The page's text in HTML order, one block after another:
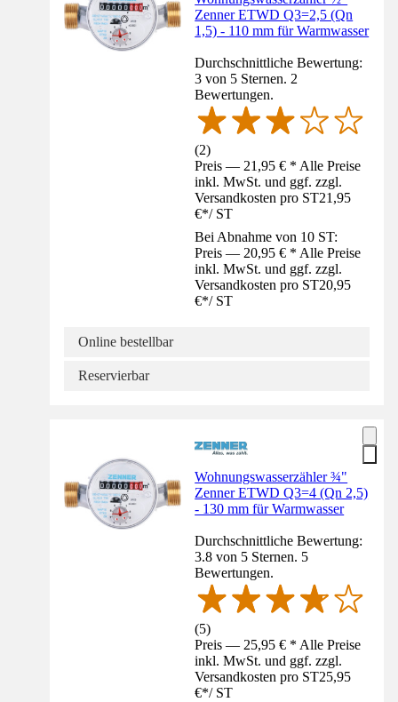
Zenner ETWD Q3=2,5 (Qn
1,5) - 110 mm für Warmwasser
Durchschnittliche Bewertung:
3 von 5 Sternen. 2
Bewertungen.
(2)
Preis — 21,95 € * Alle Preise
inkl. MwSt. und ggf. zzgl.
Versandkosten pro ST21,95
€*/ ST
Bei Abnahme von 10 ST:
Preis — 20,95 € * Alle Preise
inkl. MwSt. und ggf. zzgl.
Versandkosten pro ST20,95
€*/ ST
Online bestellbar
Reservierbar
Wohnungswasserzähler ¾"
Zenner ETWD Q3=4 (Qn 2,5)
- 130 mm für Warmwasser
Durchschnittliche Bewertung:
3.8 von 5 Sternen. 5
Bewertungen.
(5)
Preis — 25,95 € * Alle Preise
inkl. MwSt. und ggf. zzgl.
Versandkosten pro ST25,95
€*/ ST